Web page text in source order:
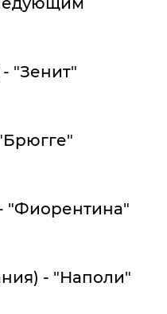
"Зенит"
"Фиорентина"
- "Наполи"